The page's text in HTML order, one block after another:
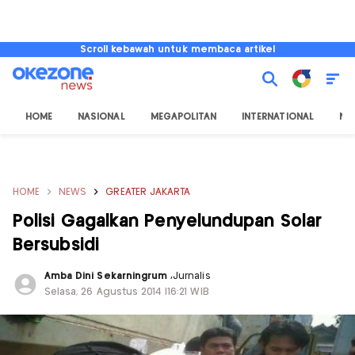
Scroll kebawah untuk membaca artikel
HOME NASIONAL MEGAPOLITAN INTERNATIONAL
HOME NEWS GREATER JAKARTA
Polisi Gagalkan Penyelundupan Solar
Bersubsidi
Amba Dini Sekarningrum,Jurnalis
Selasa, 26 Agustus 2014 |16:21 WIB